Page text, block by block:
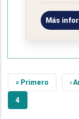
Más
Primera página
« Primero ‹
Página actual
4